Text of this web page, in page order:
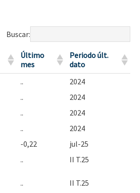
Buscar:
Último
mes
Periodo últ.
dato
..
2024
..
2024
..
2024
..
2024
-0,22
jul-25
.. II T.25
..
II T.25